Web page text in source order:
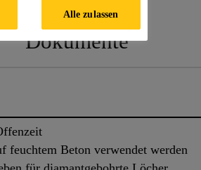
Dokumente
feuchtem Beton verwendet werden
Alle zulassen